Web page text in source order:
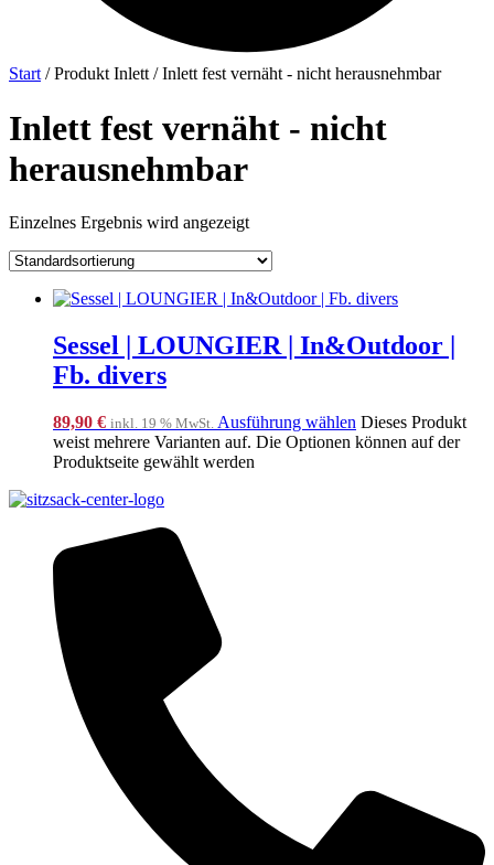
Start / Produkt Inlett / Inlett fest vernäht - nicht herausnehmbar
Inlett fest vernäht - nicht
herausnehmbar
Einzelnes Ergebnis wird angezeigt
Sessel | LOUNGIER | In&Outdoor |
Fb. divers
89,90 € inkl. 19 % MwSt. Ausführung wählen Dieses Produkt
weist mehrere Varianten auf. Die Optionen können auf der
Produktseite gewählt werden